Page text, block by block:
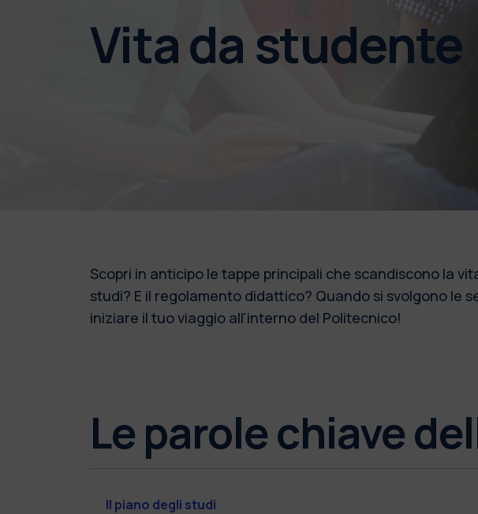
Vita da studente
Scopri in anticipo le tappe principali che scandiscono la
studi? E il regolamento didattico? Quando si svolgono le
iniziare il tuo viaggio all'interno del Politecnico!
Le parole chiave
Il piano degli studi